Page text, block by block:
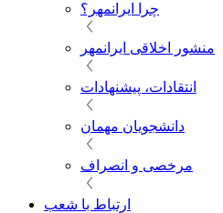
چرا ایرانمهر؟
منشور اخلاقی ایرانمهر
انتقادات، پیشنهادات
دانشجویان مهمان
مرخصی و انصراف
ارتباط با شعب